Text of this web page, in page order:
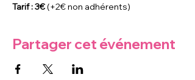
Tarif : 3€ (+2€ non adhérents)
Partager cet événement